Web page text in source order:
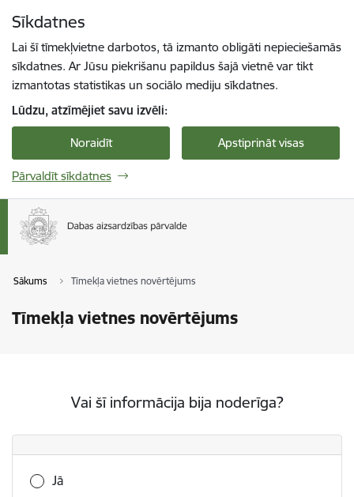
Sīkdatnes
Lai šī tīmekļvietne darbotos, tā izmanto obligāti nepieciešamās
sīkdatnes. Ar Jūsu piekrišanu papildus šajā vietnē var tikt
izmantotas statistikas un sociālo mediju sīkdatnes.
Lūdzu, atzīmējiet savu izvēli:
Noraidīt Apstiprināt visas
Pārvaldīt sīkdatnes
Sākums Tīmekļa vietnes novērtējums
Tīmekļa vietnes novērtējums
Vai šī informācija bija noderīga?
Vai šī informācija bija noderīga?
Jā